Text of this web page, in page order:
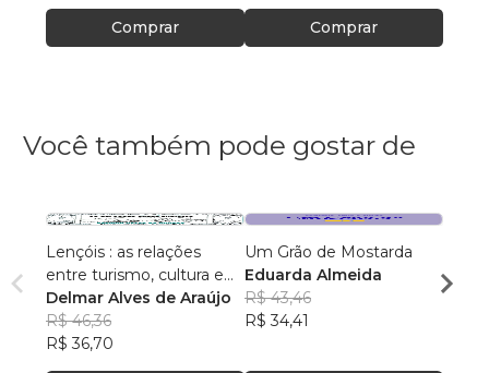
Comprar Comprar
Você também pode gostar de
Lençóis : as relações
entre turismo, cultura e
ambiente
Delmar Alves de Araújo
R$ 46,36
R$ 36,70
Um Grão de Mostarda
Eduarda Almeida
R$ 43,46
R$ 34,41
Aulas